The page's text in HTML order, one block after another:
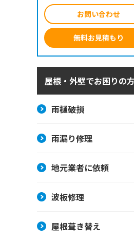
お問い合わせ
無料お見積もり
屋根・外壁でお困りの
雨樋破損
雨漏り修理
地元業者に依頼
波板修理
屋根葺き替え